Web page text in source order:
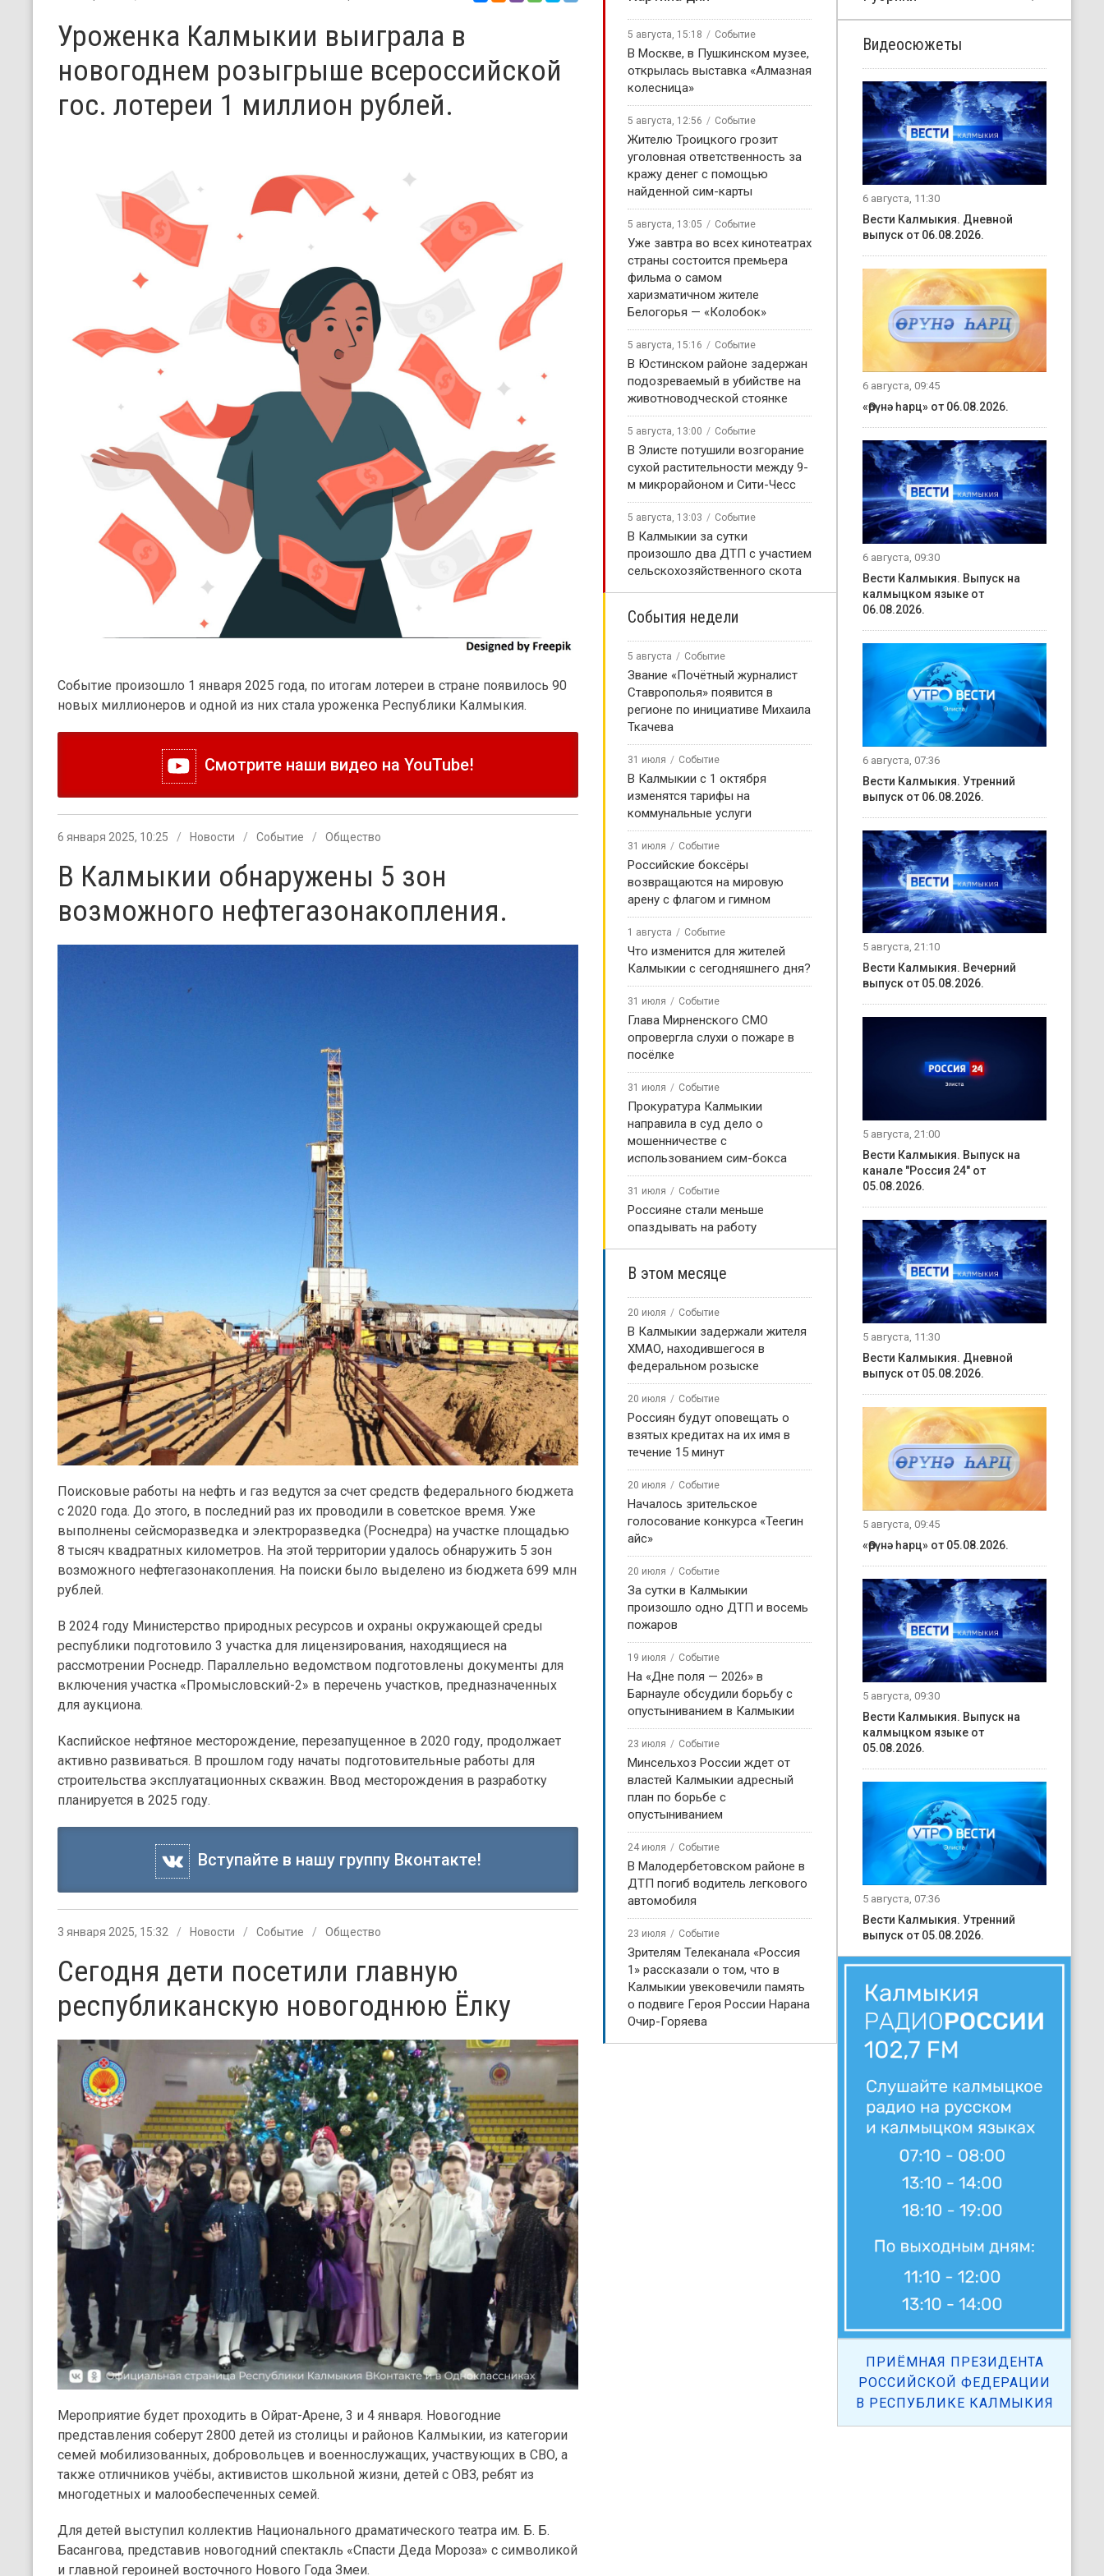
Уроженка Калмыкии выиграла в
новогоднем розыгрыше всероссийской
гос. лотереи 1 миллион рублей.
Событие произошло 1 января 2025 года, по итогам лотереи в стране появилось 90
новых миллионеров и одной из них стала уроженка Республики Калмыкия.
Смотрите наши видео на YouTube!
6 января 2025, 10:25 Новости Событие Общество
В Калмыкии обнаружены 5 зон
возможного нефтегазонакопления.
Поисковые работы на нефть и газ ведутся за счет средств федерального бюджета
с 2020 года. До этого, в последний раз их проводили в советское время. Уже
выполнены сейсморазведка и электроразведка (Роснедра) на участке площадью
8 тысяч квадратных километров. На этой территории удалось обнаружить 5 зон
возможного нефтегазонакопления. На поиски было выделено из бюджета 699 млн
рублей.
В 2024 году Министерство природных ресурсов и охраны окружающей среды
республики подготовило 3 участка для лицензирования, находящиеся на
рассмотрении Роснедр. Параллельно ведомством подготовлены документы для
включения участка «Промысловский-2» в перечень участков, предназначенных
для аукциона.
Каспийское нефтяное месторождение, перезапущенное в 2020 году, продолжает
активно развиваться. В прошлом году начаты подготовительные работы для
строительства эксплуатационных скважин. Ввод месторождения в разработку
планируется в 2025 году.
Вступайте в нашу группу Вконтакте!
3 января 2025, 15:32 Новости Событие Общество
Сегодня дети посетили главную
республиканскую новогоднюю Ёлку
Мероприятие будет проходить в Ойрат-Арене, 3 и 4 января. Новогодние
представления соберут 2800 детей из столицы и районов Калмыкии, из категории
семей мобилизованных, добровольцев и военнослужащих, участвующих в СВО, а
также отличников учёбы, активистов школьной жизни, детей с ОВЗ, ребят из
многодетных и малообеспеченных семей.
Для детей выступил коллектив Национального драматического театра им. Б. Б.
Басангова, представив новогодний спектакль «Спасти Деда Мороза» с символикой
и главной героиней восточного Нового Года Змеи.
5 августа, 15:18 Событие
В Москве, в Пушкинском музее,
открылась выставка «Алмазная
колесница»
5 августа, 12:56 Событие
Жителю Троицкого грозит
уголовная ответственность за
кражу денег с помощью
найденной сим-карты
5 августа, 13:05 Событие
Уже завтра во всех кинотеатрах
страны состоится премьера
фильма о самом
харизматичном жителе
Белогорья — «Колобок»
5 августа, 15:16 Событие
В Юстинском районе задержан
подозреваемый в убийстве на
животноводческой стоянке
5 августа, 13:00 Событие
В Элисте потушили возгорание
сухой растительности между 9-
м микрорайоном и Сити-Чесс
5 августа, 13:03 Событие
В Калмыкии за сутки
произошло два ДТП с участием
сельскохозяйственного скота
События недели
5 августа Событие
Звание «Почётный журналист
Ставрополья» появится в
регионе по инициативе Михаила
Ткачева
31 июля Событие
В Калмыкии с 1 октября
изменятся тарифы на
коммунальные услуги
31 июля Событие
Российские боксёры
возвращаются на мировую
арену с флагом и гимном
1 августа Событие
Что изменится для жителей
Калмыкии с сегодняшнего дня?
31 июля Событие
Глава Мирненского СМО
опровергла слухи о пожаре в
посёлке
31 июля Событие
Прокуратура Калмыкии
направила в суд дело о
мошенничестве с
использованием сим-бокса
31 июля Событие
Россияне стали меньше
опаздывать на работу
В этом месяце
20 июля Событие
В Калмыкии задержали жителя
ХМАО, находившегося в
федеральном розыске
20 июля Событие
Россиян будут оповещать о
взятых кредитах на их имя в
течение 15 минут
20 июля Событие
Началось зрительское
голосование конкурса «Теегин
айс»
20 июля Событие
За сутки в Калмыкии
произошло одно ДТП и восемь
пожаров
19 июля Событие
На «Дне поля — 2026» в
Барнауле обсудили борьбу с
опустыниванием в Калмыкии
23 июля Событие
Минсельхоз России ждет от
властей Калмыкии адресный
план по борьбе с
опустыниванием
24 июля Событие
В Малодербетовском районе в
ДТП погиб водитель легкового
автомобиля
23 июля Событие
Зрителям Телеканала «Россия
1» рассказали о том, что в
Калмыкии увековечили память
о подвиге Героя России Нарана
Очир-Горяева
Видеосюжеты
6 августа, 11:30
Вести Калмыкия. Дневной
выпуск от 06.08.2026.
6 августа, 09:45
«Өрүнә һарц» от 06.08.2026.
6 августа, 09:30
Вести Калмыкия. Выпуск на
калмыцком языке от
06.08.2026.
6 августа, 07:36
Вести Калмыкия. Утренний
выпуск от 06.08.2026.
5 августа, 21:10
Вести Калмыкия. Вечерний
выпуск от 05.08.2026.
5 августа, 21:00
Вести Калмыкия. Выпуск на
канале "Россия 24" от
05.08.2026.
5 августа, 11:30
Вести Калмыкия. Дневной
выпуск от 05.08.2026.
5 августа, 09:45
«Өрүнә һарц» от 05.08.2026.
5 августа, 09:30
Вести Калмыкия. Выпуск на
калмыцком языке от
05.08.2026.
5 августа, 07:36
Вести Калмыкия. Утренний
выпуск от 05.08.2026.
ПРИЁМНАЯ ПРЕЗИДЕНТА
РОССИЙСКОЙ ФЕДЕРАЦИИ
В РЕСПУБЛИКЕ КАЛМЫКИЯ